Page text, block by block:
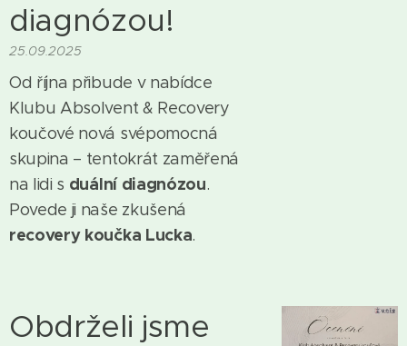
diagnózou!
25.09.2025
Od října přibude v nabídce
Klubu Absolvent & Recovery
koučové nová svépomocná
skupina – tentokrát zaměřená
na lidi s duální diagnózou.
Povede ji naše zkušená
recovery koučka Lucka.
Obdrželi jsme